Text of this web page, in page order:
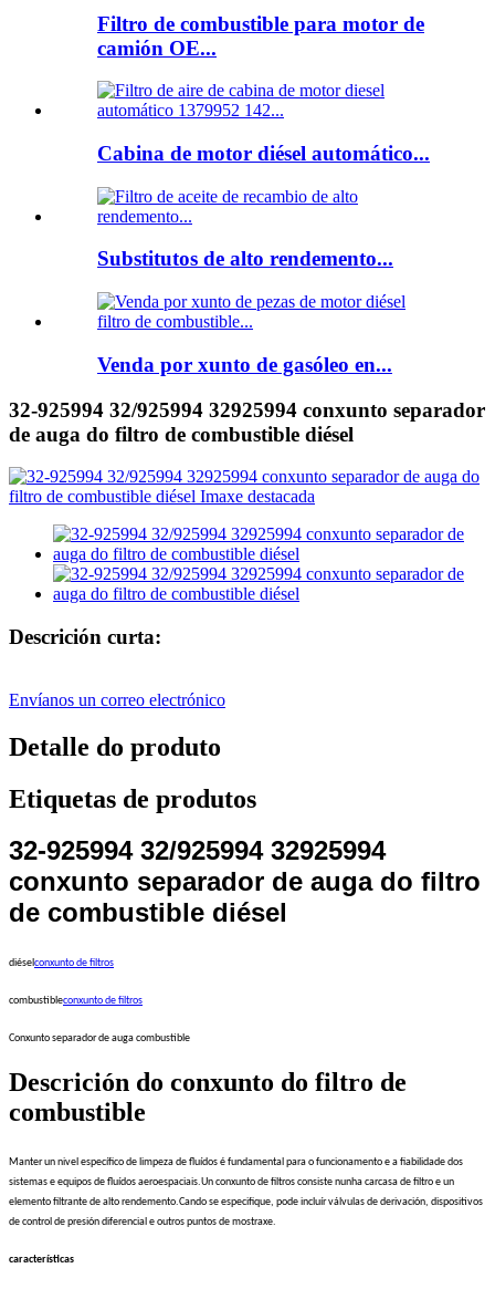
Filtro de combustible para motor de
camión OE...
Cabina de motor diésel automático...
Substitutos de alto rendemento...
Venda por xunto de gasóleo en...
32-925994 32/925994 32925994 conxunto separador
de auga do filtro de combustible diésel
Descrición curta:
Envíanos un correo electrónico
Detalle do produto
Etiquetas de produtos
32-925994 32/925994 32925994
conxunto separador de auga do filtro
de combustible diésel
diéselconxunto de filtros
combustibleconxunto de filtros
Conxunto separador de auga combustible
Descrición do conxunto do filtro de
combustible
Manter un nivel específico de limpeza de fluídos é fundamental para o funcionamento e a fiabilidade dos
sistemas e equipos de fluídos aeroespaciais.Un conxunto de filtros consiste nunha carcasa de filtro e un
elemento filtrante de alto rendemento.Cando se especifique, pode incluír válvulas de derivación, dispositivos
de control de presión diferencial e outros puntos de mostraxe.
características